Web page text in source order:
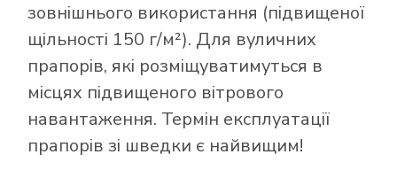
зовнішнього використання (підвищеної
щільності 150 г/м²). Для вуличних
прапорів, які розміщуватимуться в
місцях підвищеного вітрового
навантаження. Термін експлуатації
прапорів зі шведки є найвищим!